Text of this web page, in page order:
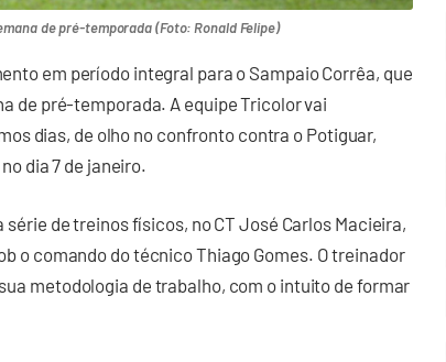
de pré-temporada (Foto: Ronald Felipe)
em período integral para o Sampaio Corrêa, que
de pré-temporada. A equipe Tricolor vai
dias, de olho no confronto contra o Potiguar,
dia 7 de janeiro.
de treinos físicos, no CT José Carlos Macieira,
o comando do técnico Thiago Gomes. O treinador
metodologia de trabalho, com o intuito de formar